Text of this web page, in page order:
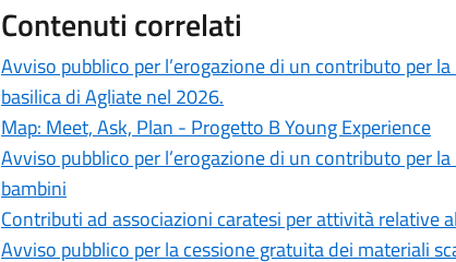
Contenuti correlati
Avviso pubblico per l’erogazione di un contributo per
basilica di Agliate nel 2026.
Map: Meet, Ask, Plan - Progetto B Young Experience
Avviso pubblico per l’erogazione di un contributo per
bambini
Contributi ad associazioni caratesi per attività relative
Avviso pubblico per la cessione gratuita dei materiali